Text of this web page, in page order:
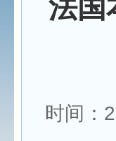
法国
时间：